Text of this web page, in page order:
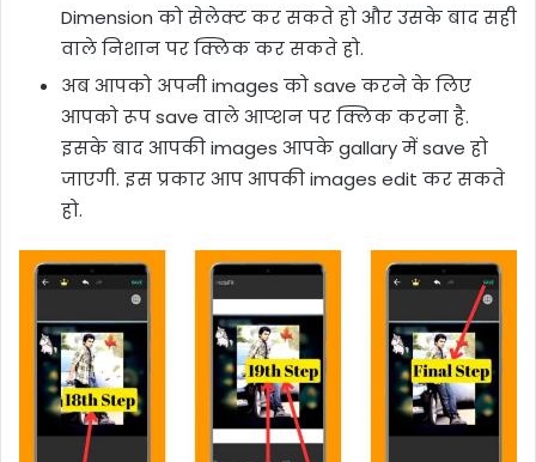
Dimension को सेलेक्ट कर सकते हो और उसके बाद सही
वाले निशान पर क्लिक कर सकते हो.
अब आपको अपनी images को save करने के लिए
आपको रूप save वाले आप्शन पर क्लिक करना है.
इसके बाद आपकी images आपके gallary में save हो
जाएगी. इस प्रकार आप आपकी images edit कर सकते
हो.